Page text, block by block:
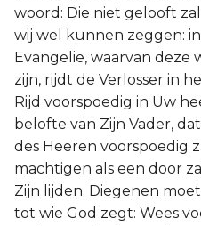
woord: Die niet gelooft
wij wel kunnen zeggen:
Evangelie, waarvan deze
zijn, rijdt de Verlosser in
Rijd voorspoedig in Uw
belofte van Zijn Vader,
des Heeren voorspoedig
machtigen als een door
Zijn lijden. Diegenen
tot wie God zegt: Wees